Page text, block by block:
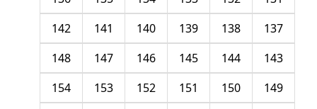
137
138
139
140
141
142
143
144
145
146
147
148
149
150
151
152
153
154